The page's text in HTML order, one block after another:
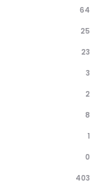
64
25
23
3
2
8
1
0
403